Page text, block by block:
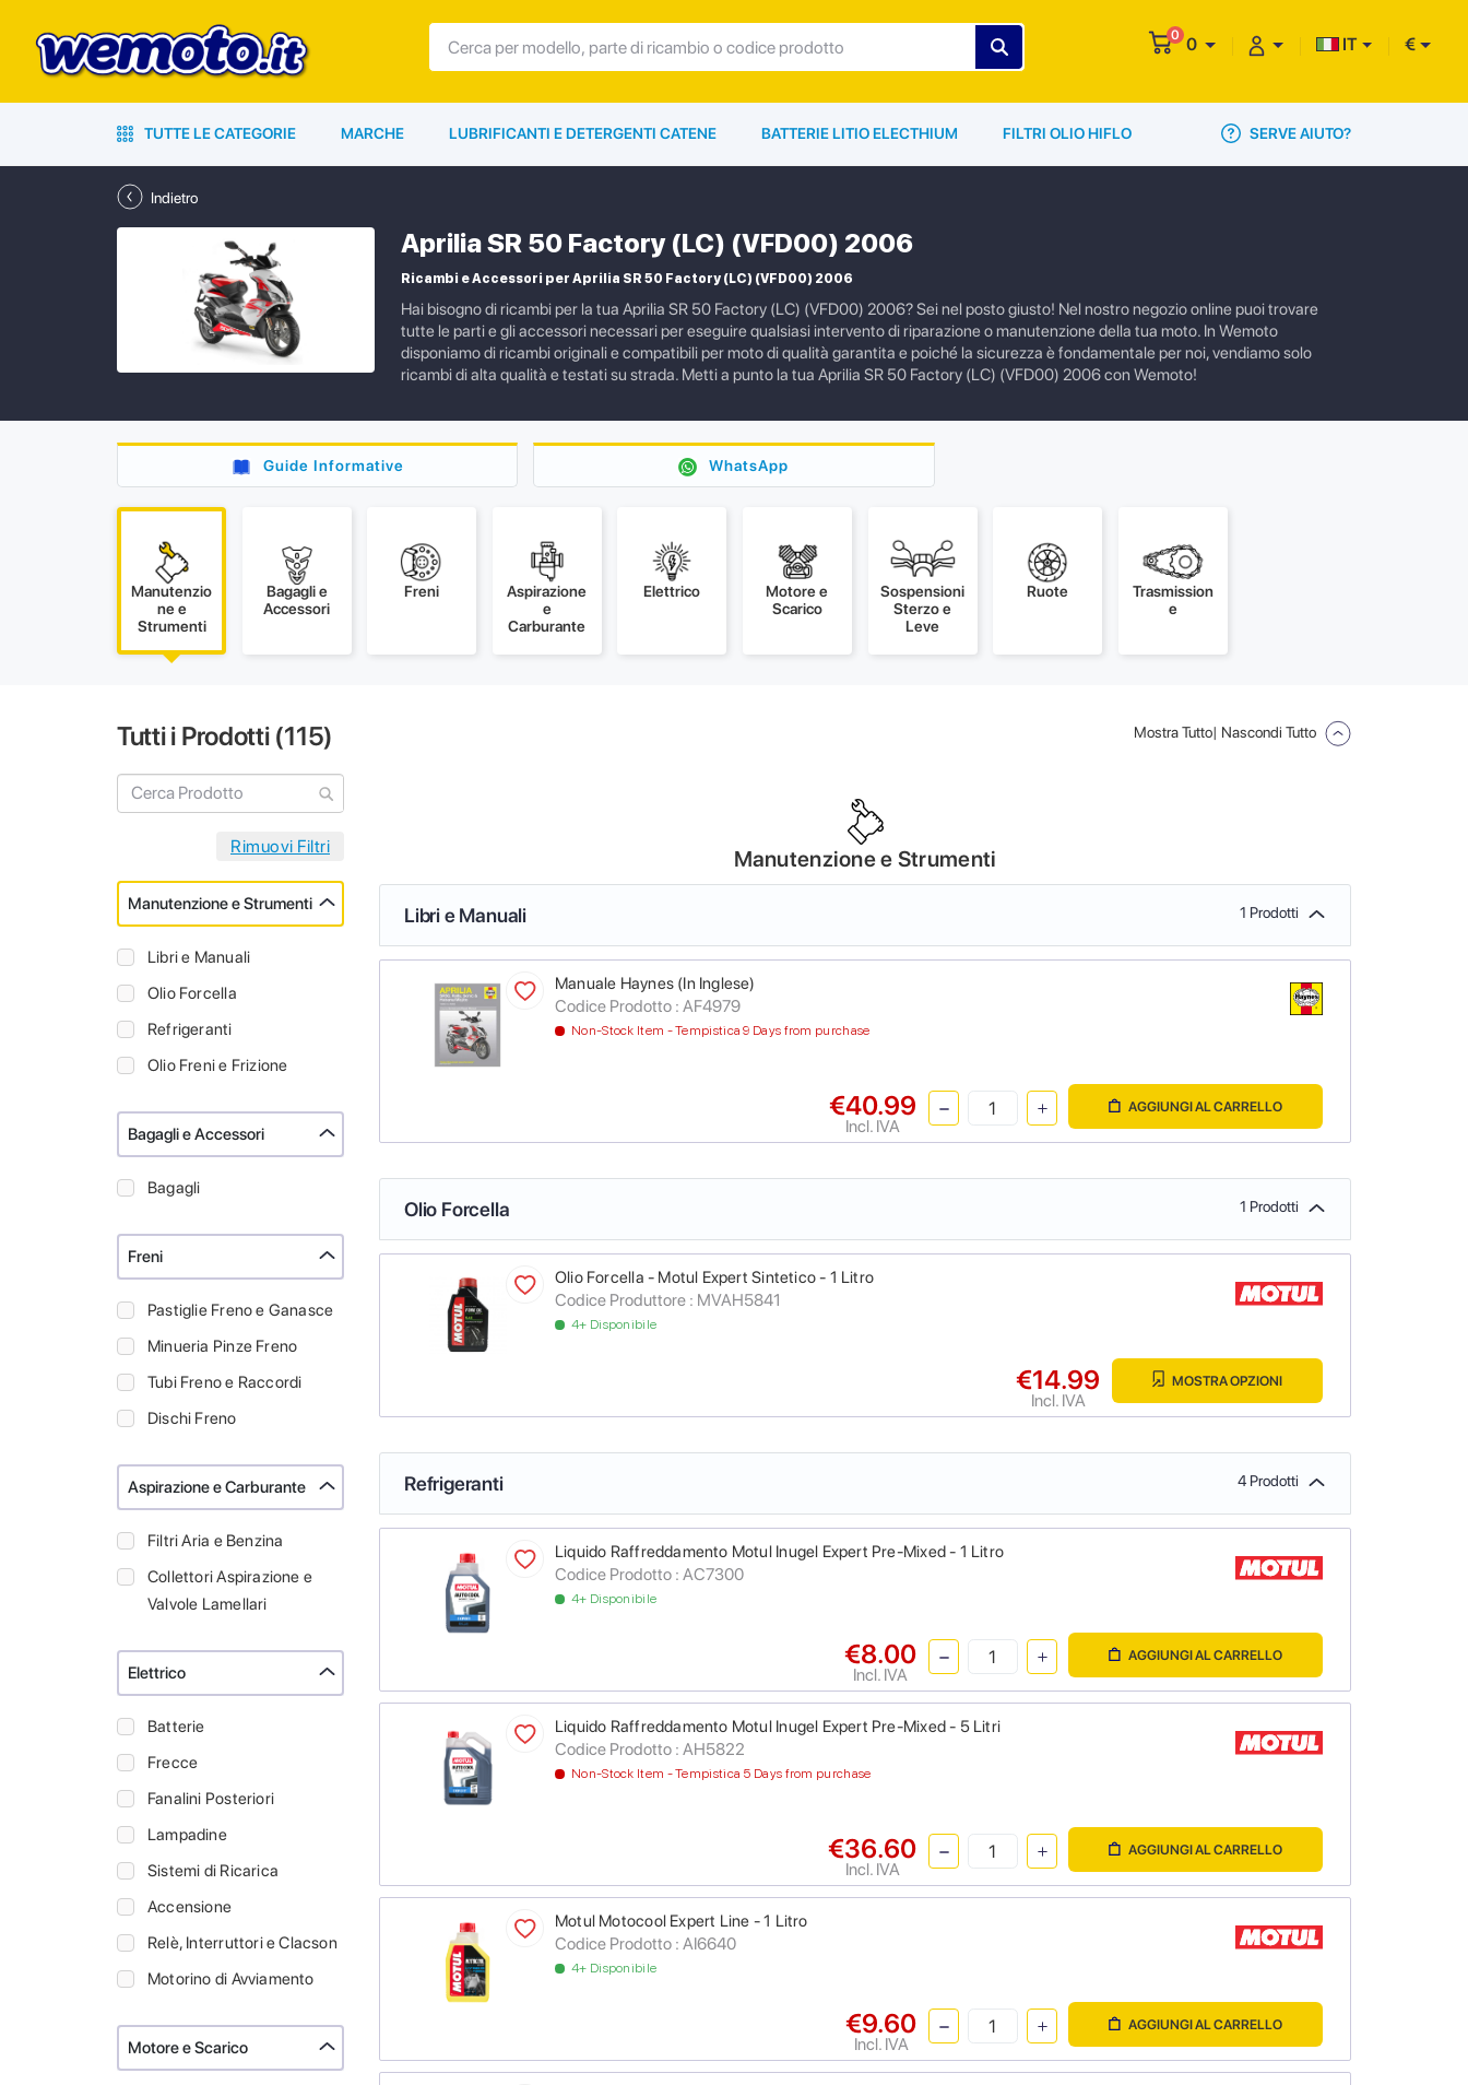
0 0 IT €
TUTTE LE CATEGORIE MARCHE LUBRIFICANTI E DETERGENTI CATENE BATTERIE LITIO ELECTHIUM FILTRI OLIO HIFLO SERVE AIUTO?
Indietro
Aprilia SR 50 Factory (LC) (VFD00) 2006
Ricambi e Accessori per Aprilia SR 50 Factory (LC) (VFD00) 2006
Hai bisogno di ricambi per la tua Aprilia SR 50 Factory (LC) (VFD00) 2006? Sei nel posto giusto! Nel nostro negozio online puoi trovare
tutte le parti e gli accessori necessari per eseguire qualsiasi intervento di riparazione o manutenzione della tua moto. In Wemoto
disponiamo di ricambi originali e compatibili per moto di qualità garantita e poiché la sicurezza è fondamentale per noi, vendiamo solo
ricambi di alta qualità e testati su strada. Metti a punto la tua Aprilia SR 50 Factory (LC) (VFD00) 2006 con Wemoto!
Guide Informative WhatsApp
Manutenzio
ne e
Strumenti
Bagagli e
Accessori
Freni
Aspirazione
e
Carburante
Elettrico
Motore e
Scarico
Sospensioni
Sterzo e
Leve
Ruote
Trasmission
e
Tutti i Prodotti (115)
Manutenzione e Strumenti
Libri e Manuali
Olio Forcella
Refrigeranti
Olio Freni e Frizione
Bagagli e Accessori
Bagagli
Freni
Pastiglie Freno e Ganasce
Minueria Pinze Freno
Tubi Freno e Raccordi
Dischi Freno
Aspirazione e Carburante
Filtri Aria e Benzina
Collettori Aspirazione e
Valvole Lamellari
Elettrico
Batterie
Frecce
Fanalini Posteriori
Lampadine
Sistemi di Ricarica
Accensione
Relè, Interruttori e Clacson
Motorino di Avviamento
Motore e Scarico
Mostra Tutto| Nascondi Tutto
Manutenzione e Strumenti
Libri e Manuali 1 Prodotti
Manuale Haynes (In Inglese)
Codice Prodotto : AF4979
Non-Stock Item - Tempistica 9 Days from purchase
€40.99
Incl. IVA
AGGIUNGI AL CARRELLO
Olio Forcella 1 Prodotti
Olio Forcella - Motul Expert Sintetico - 1 Litro
Codice Produttore : MVAH5841
4+ Disponibile
€14.99
Incl. IVA
MOSTRA OPZIONI
Refrigeranti 4 Prodotti
Liquido Raffreddamento Motul Inugel Expert Pre-Mixed - 1 Litro
Codice Prodotto : AC7300
4+ Disponibile
€8.00
Incl. IVA
AGGIUNGI AL CARRELLO
Liquido Raffreddamento Motul Inugel Expert Pre-Mixed - 5 Litri
Codice Prodotto : AH5822
Non-Stock Item - Tempistica 5 Days from purchase
€36.60
Incl. IVA
AGGIUNGI AL CARRELLO
Motul Motocool Expert Line - 1 Litro
Codice Prodotto : AI6640
4+ Disponibile
€9.60
Incl. IVA
AGGIUNGI AL CARRELLO